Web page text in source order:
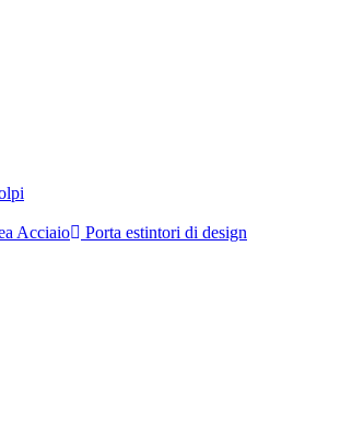
Acciaio
Porta estintori di design